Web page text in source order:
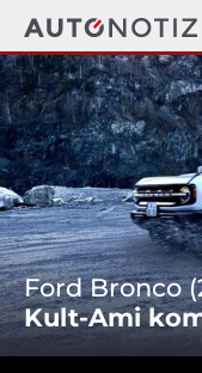
Ford Bronco
Kult-Ami